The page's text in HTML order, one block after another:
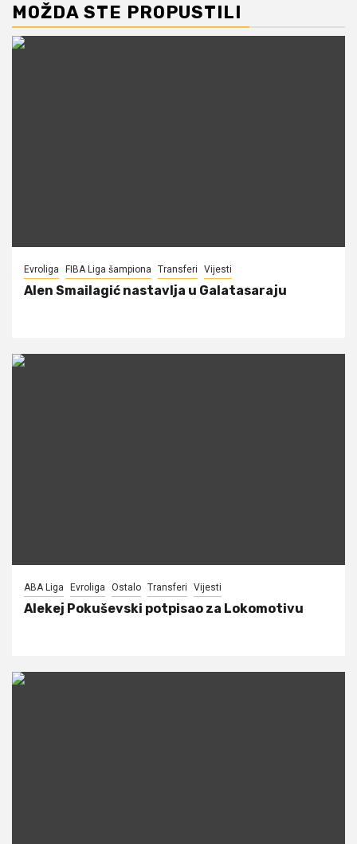
MOŽDA STE PROPUSTILI
Evroliga FIBA Liga šampiona Transferi Vijesti
Alen Smailagić nastavlja u Galatasaraju
ABA Liga Evroliga Ostalo Transferi Vijesti
Alekej Pokuševski potpisao za Lokomotivu